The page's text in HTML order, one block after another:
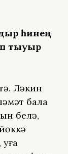
һинең
тыуыр
Ләкин
бала
белә,